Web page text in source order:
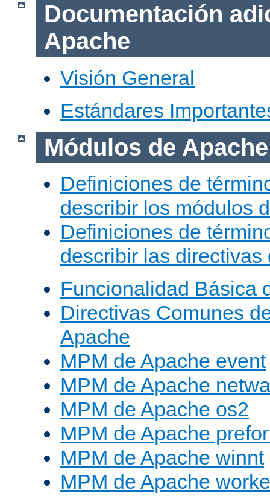
Documentación
Apache
Visión General
Estándares
Módulos de Apache
Definiciones de
describir los módulos
Definiciones de
describir las directivas
Funcionalidad Básica
Directivas Comunes
Apache
MPM de Apache event
MPM de Apache
MPM de Apache os2
MPM de Apache
MPM de Apache winnt
MPM de Apache